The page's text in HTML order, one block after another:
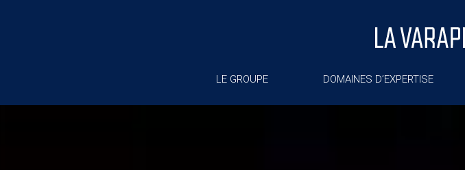
LE GROUPE DOMAINES D’EXPERTISE